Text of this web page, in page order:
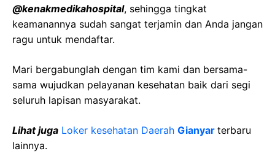
@kenakmedikahospital, sehingga tingkat
keamanannya sudah sangat terjamin dan Anda jangan
ragu untuk mendaftar.
Mari bergabunglah dengan tim kami dan bersama-
sama wujudkan pelayanan kesehatan baik dari segi
seluruh lapisan masyarakat.
Lihat juga Loker kesehatan Daerah Gianyar terbaru
lainnya.